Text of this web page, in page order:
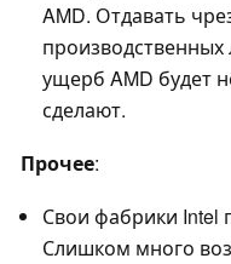
AMD. Отдавать
производственных
ущерб AMD будет
сделают.
Прочее:
Свои фабрики Intel
Слишком много